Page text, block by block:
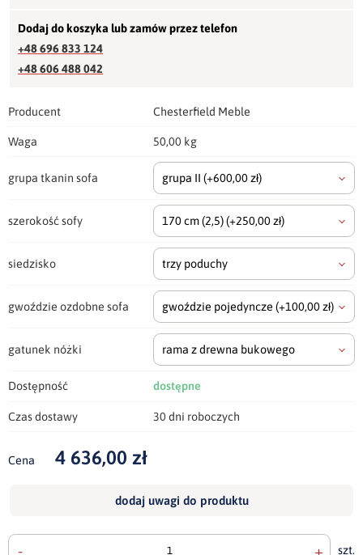
Dodaj do koszyka lub zamów przez telefon
+48 696 833 124
+48 606 488 042
Producent Chesterfield Meble
Waga 50,00 kg
grupa tkanin sofa grupa II (+600,00 zł)
szerokość sofy 170 cm(2,5)(+250,00 zł)
siedzisko trzy poduchy
gwoździe ozdobne sofa gwoździe pojedyncze (+100,00 zł)
gatunek nóżki rama z drewna bukowego
Dostępność dostępne
Czas dostawy 30 dni roboczych
Cena 4 636,00 zł
dodaj uwagi do produktu
- + szt.